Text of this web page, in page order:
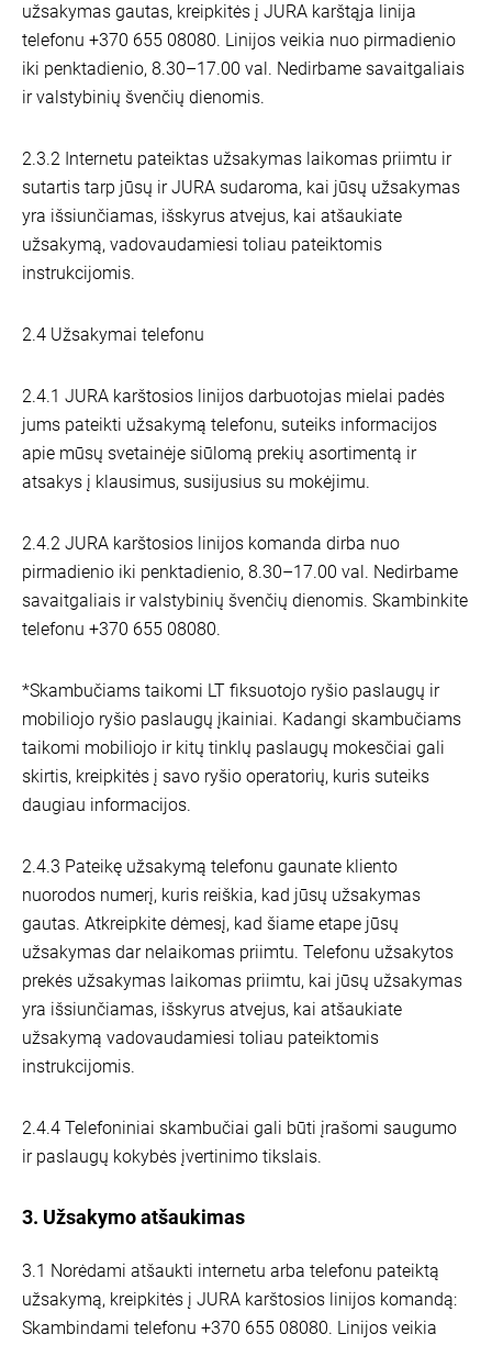
užsakymas gautas, kreipkitės į JURA karštąja linija
telefonu +370 655 08080. Linijos veikia nuo pirmadienio
iki penktadienio, 8.30–17.00 val. Nedirbame savaitgaliais
ir valstybinių švenčių dienomis.
2.3.2 Internetu pateiktas užsakymas laikomas priimtu ir
sutartis tarp jūsų ir JURA sudaroma, kai jūsų užsakymas
yra išsiunčiamas, išskyrus atvejus, kai atšaukiate
užsakymą, vadovaudamiesi toliau pateiktomis
instrukcijomis.
2.4 Užsakymai telefonu
2.4.1 JURA karštosios linijos darbuotojas mielai padės
jums pateikti užsakymą telefonu, suteiks informacijos
apie mūsų svetainėje siūlomą prekių asortimentą ir
atsakys į klausimus, susijusius su mokėjimu.
2.4.2 JURA karštosios linijos komanda dirba nuo
pirmadienio iki penktadienio, 8.30–17.00 val. Nedirbame
savaitgaliais ir valstybinių švenčių dienomis. Skambinkite
telefonu +370 655 08080.
*Skambučiams taikomi LT fiksuotojo ryšio paslaugų ir
mobiliojo ryšio paslaugų įkainiai. Kadangi skambučiams
taikomi mobiliojo ir kitų tinklų paslaugų mokesčiai gali
skirtis, kreipkitės į savo ryšio operatorių, kuris suteiks
daugiau informacijos.
2.4.3 Pateikę užsakymą telefonu gaunate kliento
nuorodos numerį, kuris reiškia, kad jūsų užsakymas
gautas. Atkreipkite dėmesį, kad šiame etape jūsų
užsakymas dar nelaikomas priimtu. Telefonu užsakytos
prekės užsakymas laikomas priimtu, kai jūsų užsakymas
yra išsiunčiamas, išskyrus atvejus, kai atšaukiate
užsakymą vadovaudamiesi toliau pateiktomis
instrukcijomis.
2.4.4 Telefoniniai skambučiai gali būti įrašomi saugumo
ir paslaugų kokybės įvertinimo tikslais.
3. Užsakymo atšaukimas
3.1 Norėdami atšaukti internetu arba telefonu pateiktą
užsakymą, kreipkitės į JURA karštosios linijos komandą:
Skambindami telefonu +370 655 08080. Linijos veikia